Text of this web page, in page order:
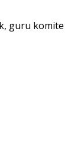
guru komite